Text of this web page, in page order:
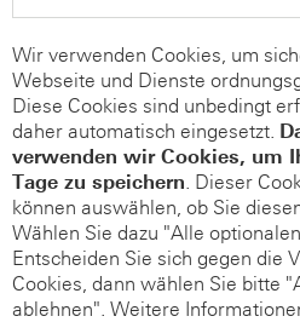
Wir verwenden Cookies, um
Webseite und Dienste
Diese Cookies sind unbedingt
daher automatisch eingesetzt.
verwenden wir Cookies, um
Tage zu speichern. Dieser
können auswählen, ob Sie
Wählen Sie dazu "Alle
Entscheiden Sie sich gegen die
Cookies, dann wählen Sie bitte
ablehnen". Weitere